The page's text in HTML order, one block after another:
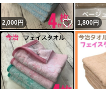
2,000円 いいね！
1,800円